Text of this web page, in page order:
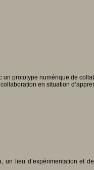
prototype numérique de
en situation
un lieu d’expérimentation et